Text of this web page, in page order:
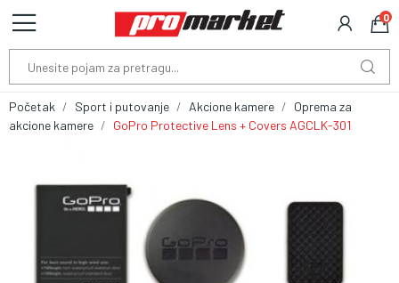
0
Početak Sport i putovanje Akcione kamere
Oprema za
akcione kamere
GoPro Protective Lens + Covers AGCLK-301